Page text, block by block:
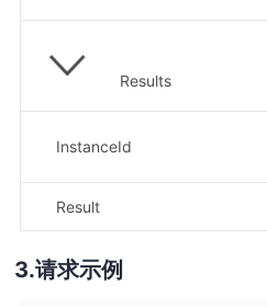
Results
InstanceId
Result
请求示例